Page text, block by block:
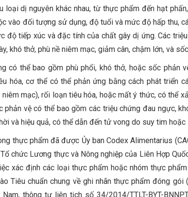
loại dị nguyên khác nhau, từ thực phẩm đến hạt
vào đối tượng sử dụng, độ tuổi và mức độ hấp thu,
độ tiếp xúc và đặc tính của chất gây dị ứng. Các
khó thở, phù nề niêm mạc, giảm cân, chậm lớn, và
có thể bao gồm phù phổi, khó thở, hoặc sốc phản
hóa, cơ thể có thể phản ứng bằng cách phát triển
niêm mạc), rối loạn tiêu hóa, hoặc mất ý thức, có thể
phản vệ có thể bao gồm các triệu chứng đau ngực,
và hiệu quả, có thể dẫn đến tử vong do suy tim hoặc
thực phẩm đã được Ủy ban Codex Alimentarius
chức Lương thực và Nông nghiệp của Liên Hợp
xác định các loại thực phẩm hoặc nhóm thực
Tiêu chuẩn chung về ghi nhãn thực phẩm đóng gói
Nam, thông tư liên tịch số 34/2014/TTLT-BYT-